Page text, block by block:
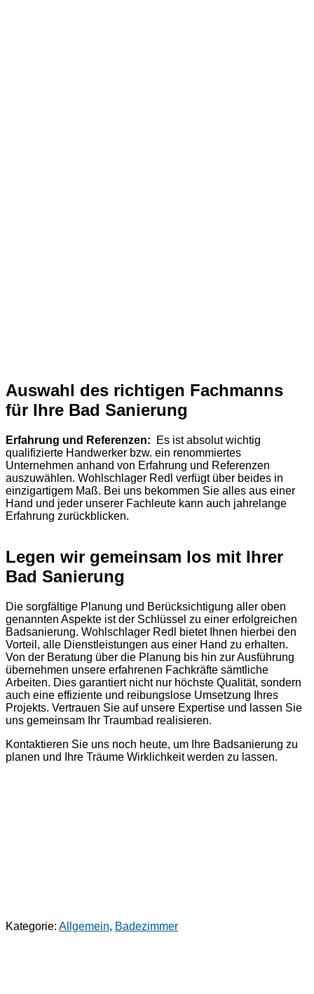
Auswahl des richtigen Fachmanns
für Ihre Bad Sanierung
Erfahrung und Referenzen: Es ist absolut wichtig
qualifizierte Handwerker bzw. ein renommiertes
Unternehmen anhand von Erfahrung und Referenzen
auszuwählen. Wohlschlager Redl verfügt über beides in
einzigartigem Maß. Bei uns bekommen Sie alles aus einer
Hand und jeder unserer Fachleute kann auch jahrelange
Erfahrung zurückblicken.
Legen wir gemeinsam los mit Ihrer
Bad Sanierung
Die sorgfältige Planung und Berücksichtigung aller oben
genannten Aspekte ist der Schlüssel zu einer erfolgreichen
Badsanierung. Wohlschlager Redl bietet Ihnen hierbei den
Vorteil, alle Dienstleistungen aus einer Hand zu erhalten.
Von der Beratung über die Planung bis hin zur Ausführung
übernehmen unsere erfahrenen Fachkräfte sämtliche
Arbeiten. Dies garantiert nicht nur höchste Qualität, sondern
auch eine effiziente und reibungslose Umsetzung Ihres
Projekts. Vertrauen Sie auf unsere Expertise und lassen Sie
uns gemeinsam Ihr Traumbad realisieren.
Kontaktieren Sie uns noch heute, um Ihre Badsanierung zu
planen und Ihre Träume Wirklichkeit werden zu lassen.
Kategorie: Allgemein, Badezimmer